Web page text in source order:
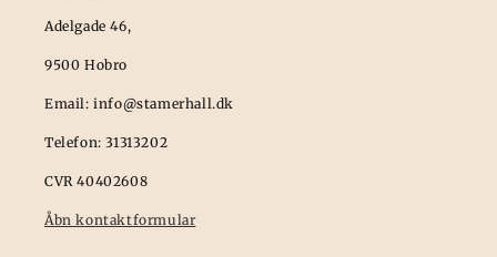
Adelgade 46,
9500 Hobro
Email: info@stamerhall.dk
Telefon: 31313202
CVR 40402608
Åbn kontaktformular